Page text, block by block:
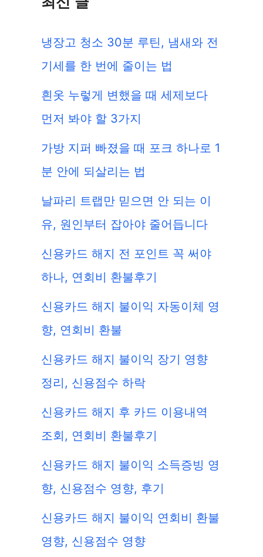
냉장고 청소 30분 루틴, 냄새와 전
기세를 한 번에 줄이는 법
흰옷 누렇게 변했을 때 세제보다
먼저 봐야 할 3가지
가방 지퍼 빠졌을 때 포크 하나로 1
분 안에 되살리는 법
날파리 트랩만 믿으면 안 되는 이
유, 원인부터 잡아야 줄어듭니다
신용카드 해지 전 포인트 꼭 써야
하나, 연회비 환불후기
신용카드 해지 불이익 자동이체 영
향, 연회비 환불
신용카드 해지 불이익 장기 영향
정리, 신용점수 하락
신용카드 해지 후 카드 이용내역
조회, 연회비 환불후기
신용카드 해지 불이익 소득증빙 영
향, 신용점수 영향, 후기
신용카드 해지 불이익 연회비 환불
영향, 신용점수 영향